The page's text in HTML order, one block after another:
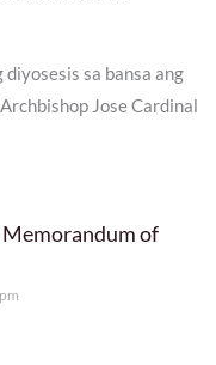
sa bansa ang
Jose Cardinal
Memorandum of